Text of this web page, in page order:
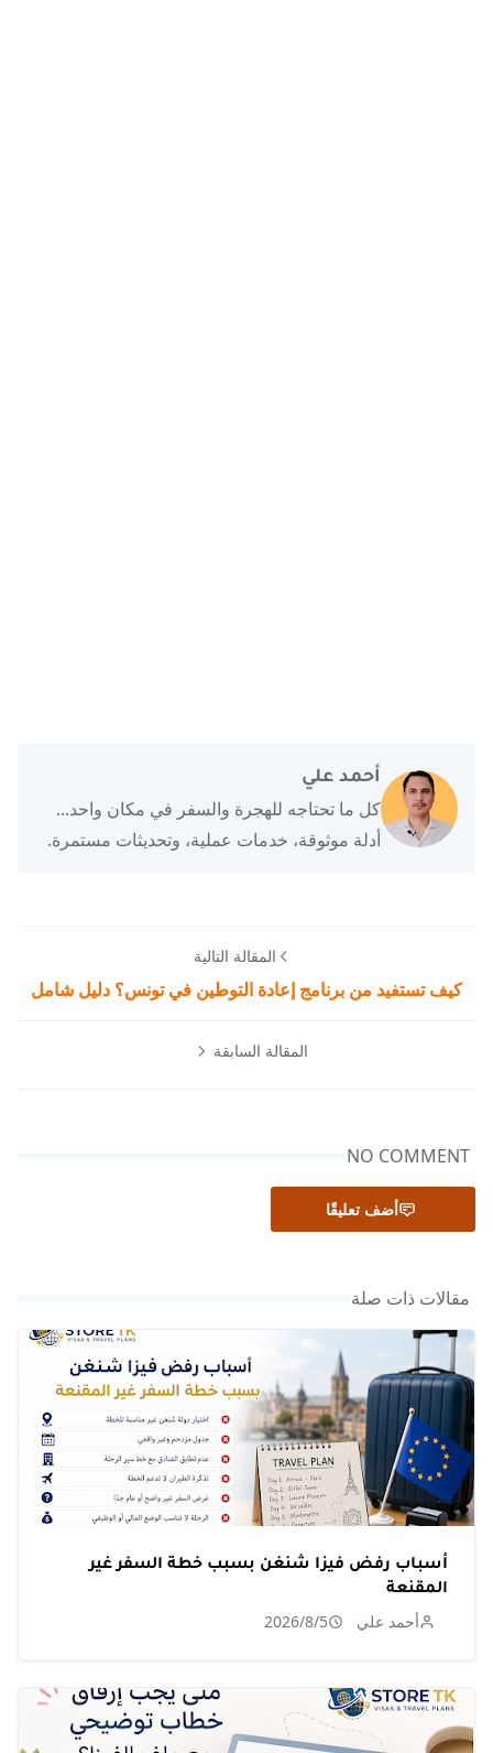
أحمد علي
كل ما تحتاجه للهجرة والسفر في مكان واحد...
أدلة موثوقة، خدمات عملية، وتحديثات مستمرة.
المقالة التالية
كيف تستفيد من برنامج إعادة التوطين في تونس؟ دليل شامل
المقالة السابقة
NO COMMENT
أضف تعليقًا
مقالات ذات صلة
أسباب رفض فيزا شنغن بسبب خطة السفر غير
المقنعة
أحمد علي 2026/8/5